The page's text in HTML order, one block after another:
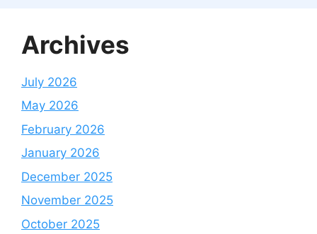
Archives
July 2026
May 2026
February 2026
January 2026
December 2025
November 2025
October 2025